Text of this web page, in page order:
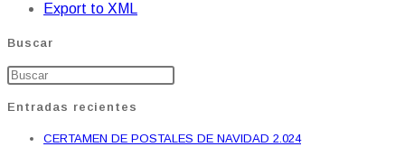
Export to XML
Buscar
Entradas recientes
CERTAMEN DE POSTALES DE NAVIDAD 2.024